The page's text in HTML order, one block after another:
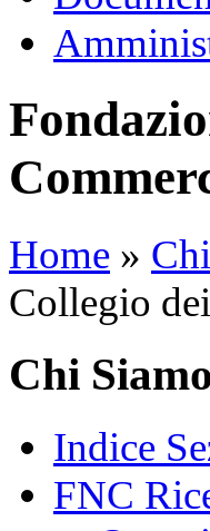
Home »
Collegio
Chi Siamo
Indice
FNC